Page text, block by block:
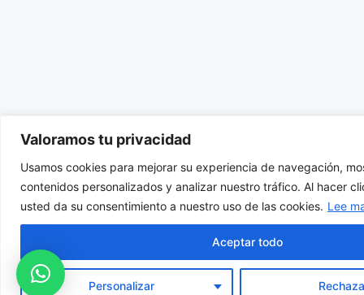
Valoramos tu privacidad
Usamos cookies para mejorar su experiencia de navegación,
contenidos personalizados y analizar nuestro tráfico. Al hacer
usted da su consentimiento a nuestro uso de las cookies. Lee
Personalizar
Aceptar todo